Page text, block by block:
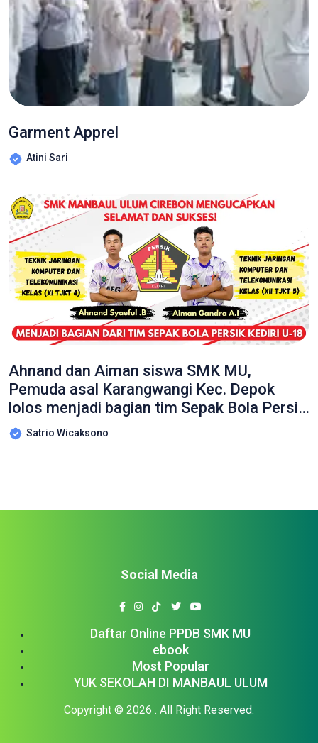
Garment Apprel
Atini Sari
Ahnand dan Aiman siswa SMK MU,
Pemuda asal Karangwangi Kec. Depok
lolos menjadi bagian tim Sepak Bola Persik
Kediri U-18
Satrio Wicaksono
Daftar Online PPDB SMK MU
ebook
Most Popular
YUK SEKOLAH DI MANBAUL ULUM
Copyright © 2026 . All Right Reserved.
Social Media